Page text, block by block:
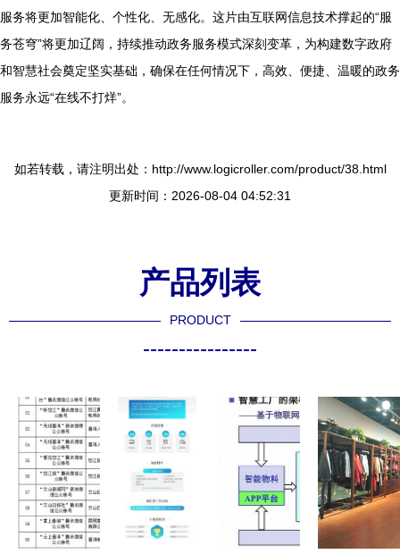
服务将更加智能化、个性化、无感化。这片由互联网信息技术撑起的“服
务苍穹”将更加辽阔，持续推动政务服务模式深刻变革，为构建数字政府
和智慧社会奠定坚实基础，确保在任何情况下，高效、便捷、温暖的政务
服务永远“在线不打烊”。
如若转载，请注明出处：http://www.logicroller.com/product/38.html
更新时间：2026-08-04 04:52:31
产品列表
PRODUCT
----------------